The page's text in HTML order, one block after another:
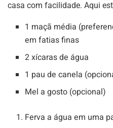
casa com facilidade. Aqui
1 maçã média
em fatias finas
2 xícaras de água
1 pau de canela
Mel a gosto (opcional)
Ferva a água em uma